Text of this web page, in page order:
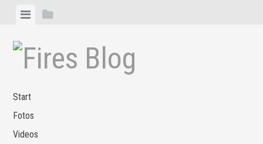
Zum
springen
MenüSeitenleiste
Start
Fotos
Videos